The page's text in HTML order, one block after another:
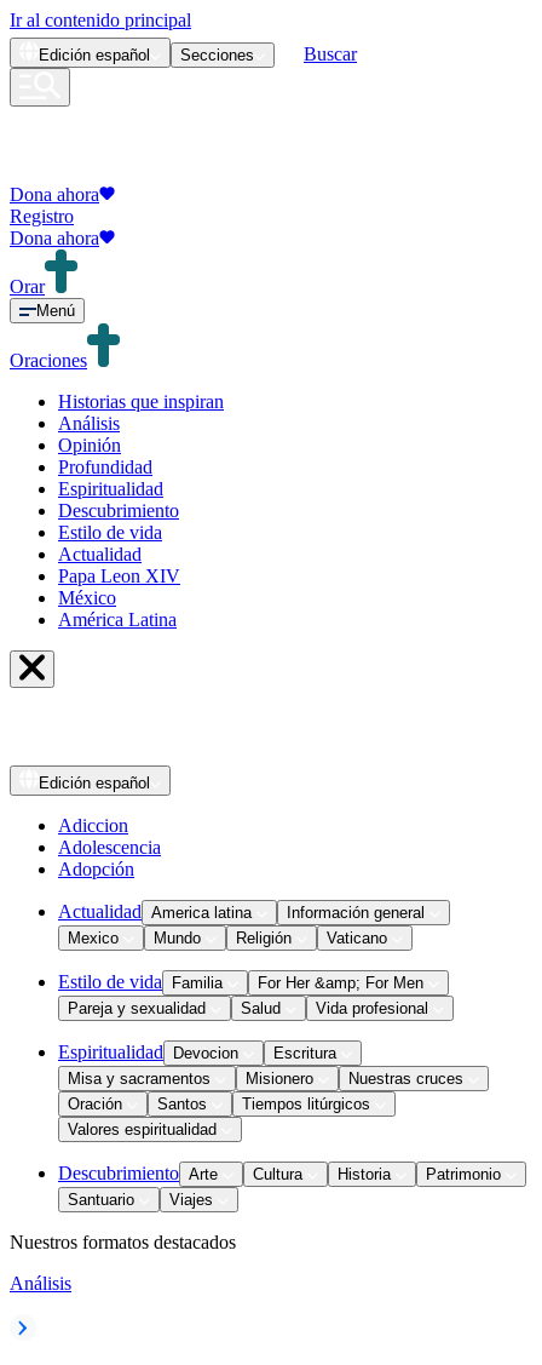
Ir al contenido principal
Edición español Secciones Buscar
Dona ahora
Registro
Dona ahora
Orar
Menú
Oraciones
Historias que inspiran
Análisis
Opinión
Profundidad
Espiritualidad
Descubrimiento
Estilo de vida
Actualidad
Papa Leon XIV
México
América Latina
Edición español
Adiccion
Adolescencia
Adopción
Actualidad America latina
Información general
Mexico
Mundo Religión Vaticano
Estilo de vida Familia
For Her &amp; For Men
Pareja y sexualidad
Salud Vida profesional
Espiritualidad Devocion
Escritura
Misa y sacramentos
Misionero
Nuestras cruces
Oración
Santos
Tiempos litúrgicos
Valores espiritualidad
Descubrimiento Arte Cultura Historia
Patrimonio
Santuario
Viajes
Nuestros formatos destacados
Análisis